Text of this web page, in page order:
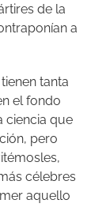
de la
a
tanta
el fondo
ciencia que
pero
célebres
aquello